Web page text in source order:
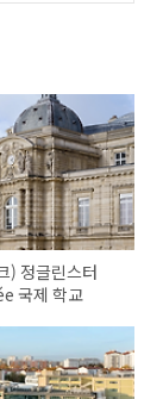
) 정글린스터
국제 학교